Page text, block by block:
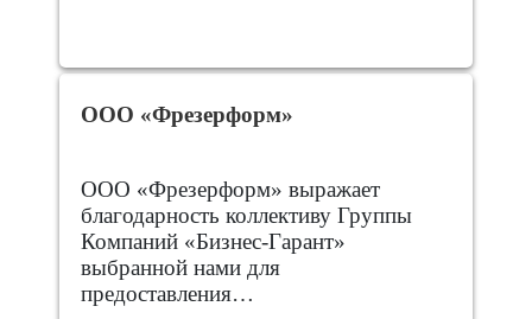
ООО «Фрезерформ»
ООО «Фрезерформ» выражает
благодарность коллективу Группы
Компаний «Бизнес-Гарант»
выбранной нами для
предоставления…